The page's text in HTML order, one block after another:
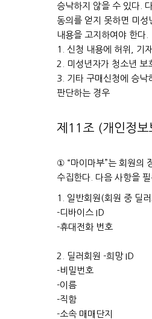
승낙하지 않을 수 있다.
동의를 얻지 못하면 미성
내용을 고지하여야 한다.
1. 신청 내용에 허위, 기
2. 미성년자가 청소년 보
3. 기타 구매신청에 승낙
판단하는 경우
제11조 (개인정보
① “마이마부”는 회원의
수집한다. 다음 사항을
1. 일반회원(회원 중 딜
-디바이스 ID
-휴대전화 번호
2. 딜러회원 -희망 ID
-비밀번호
-이름
-직함
-소속 매매단지